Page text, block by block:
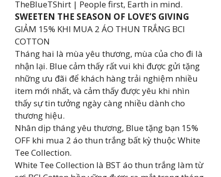
TheBlueTShirt | People first, Earth in mind.
SWEETEN THE SEASON OF LOVE’S GIVING
GIẢM 15% KHI MUA 2 ÁO THUN TRẮNG BCI
COTTON
Tháng hai là mùa yêu thương, mùa của cho đi là
nhận lại. Blue cảm thấy rất vui khi được gửi tặng
những ưu đãi để khách hàng trải nghiệm nhiều
item mới nhất, và cảm thấy được yêu khi nhìn
thấy sự tin tưởng ngày càng nhiều dành cho
thương hiệu.
Nhân dịp tháng yêu thương, Blue tặng bạn 15%
OFF khi mua 2 áo thun trắng bất kỳ thuộc White
Tee Collection.
White Tee Collection là BST áo thun trắng làm từ